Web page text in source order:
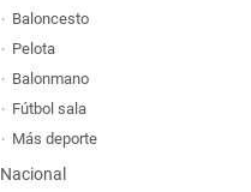
Baloncesto
Pelota
Balonmano
Fútbol sala
Más deporte
Nacional